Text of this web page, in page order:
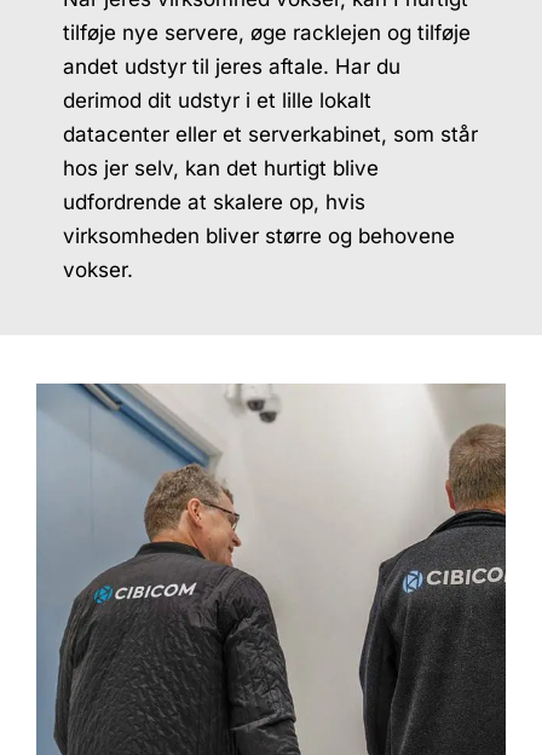
tilføje nye servere, øge racklejen og tilføje
andet udstyr til jeres aftale. Har du
derimod dit udstyr i et lille lokalt
datacenter eller et serverkabinet, som står
hos jer selv, kan det hurtigt blive
udfordrende at skalere op, hvis
virksomheden bliver større og behovene
vokser.